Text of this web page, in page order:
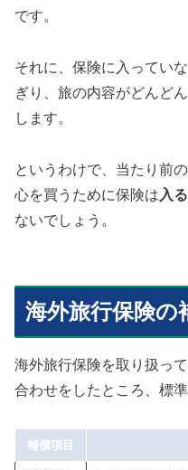
です。
それに、保険に入ってい
ぎり、旅の内容がどんど
します。
というわけで、当たり前
心を買うために保険は 入
ないでしょう。
海外旅行保険の
海外旅行保険を取り扱っ
合わせをしたところ、標
補償項目